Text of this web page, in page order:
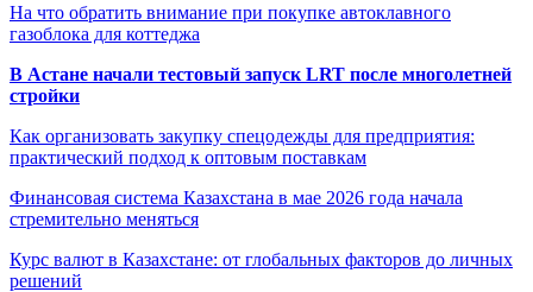
На что обратить внимание при покупке автоклавного
газоблока для коттеджа
В Астане начали тестовый запуск LRT после многолетней
стройки
Как организовать закупку спецодежды для предприятия:
практический подход к оптовым поставкам
Финансовая система Казахстана в мае 2026 года начала
стремительно меняться
Курс валют в Казахстане: от глобальных факторов до личных
решений